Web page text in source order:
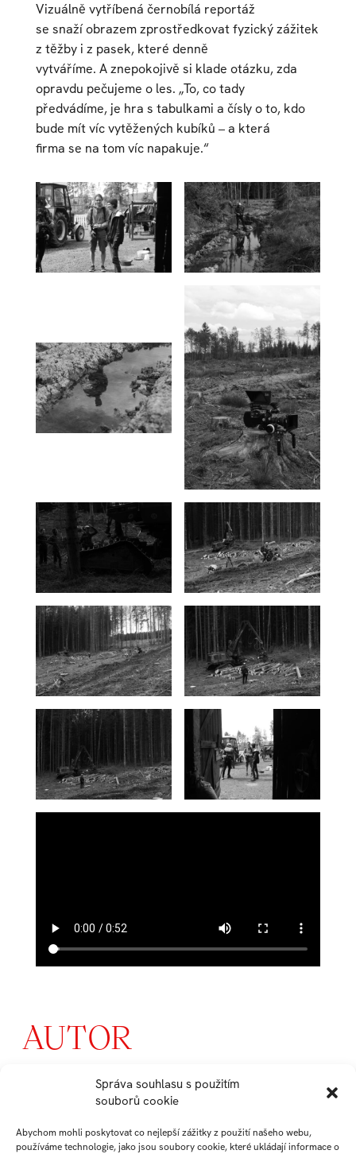
Správa souhlasu s použitím
souborů cookie
Abychom mohli poskytovat co nejlepší zážitky z použití našeho webu,
používáme technologie, jako jsou soubory cookie, které ukládají informace o
Vizuálně vytříbená černobílá reportáž
se snaží obrazem zprostředkovat fyzický zážitek
z těžby i z pasek, které denně
vytváříme. A znepokojivě si klade otázku, zda
opravdu pečujeme o les. „To, co tady
předvádíme, je hra s tabulkami a čísly o to, kdo
bude mít víc vytěžených kubíků – a která
ﬁrma se na tom víc napakuje.“
AUTOR
VOJTĚCH
LUKEŠ